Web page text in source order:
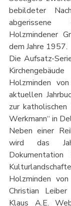
bebildeter
abgerissene
Holzmindener
dem Jahre 1957.
Die Aufsatz-
Holzminden
aktuellen
zur katholischen
Werkmann“ in
Neben einer
wird das
Holzminden
Christian
Klaus A.E.